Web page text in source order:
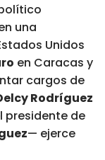
una
Unidos
en Caracas y
cargos de
Rodríguez
presidente de
— ejerce